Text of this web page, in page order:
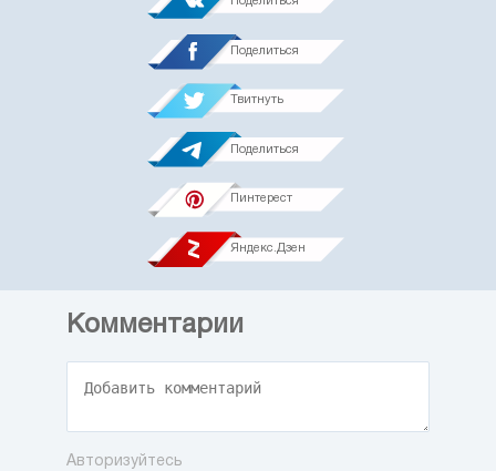
Поделиться
Твитнуть
Поделиться
Пинтерест
Яндекс.Дзен
Комментарии
Авторизуйтесь